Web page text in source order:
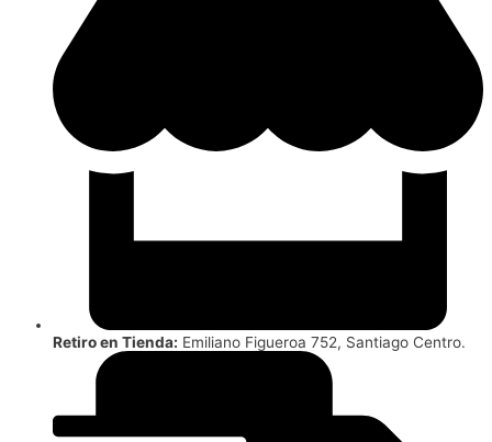
Retiro en Tienda: Emiliano Figueroa 752, Santiago Centro.